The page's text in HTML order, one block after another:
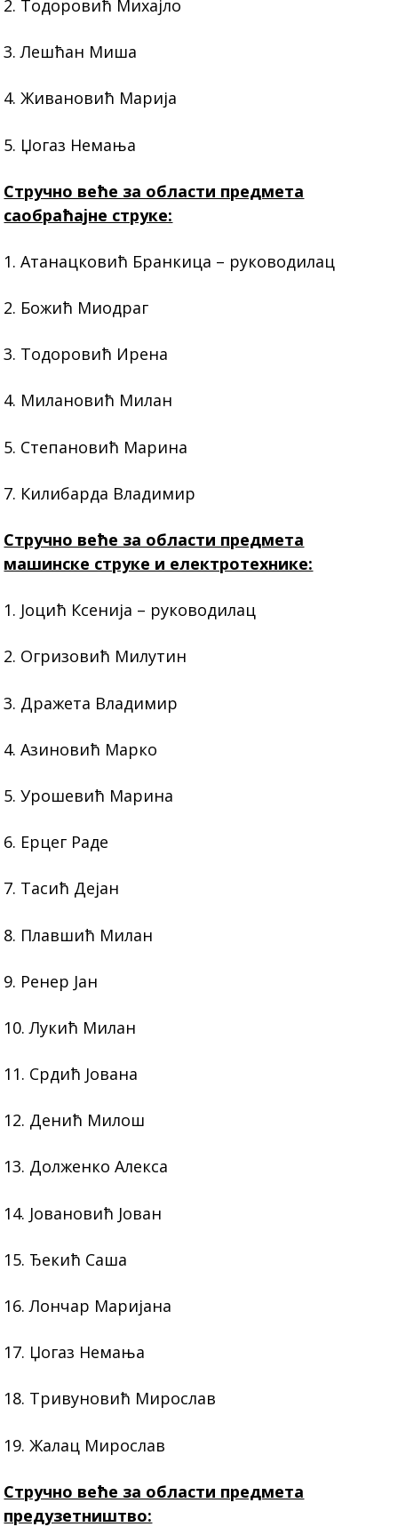
2. Тодоровић Михајло
3. Лешћан Миша
4. Живановић Марија
5. Џогаз Немања
Стручно веће за области предмета
саобраћајне струке:
1. Атанацковић Бранкица – руководилац
2. Божић Миодраг
3. Тодоровић Ирена
4. Милановић Милан
5. Степановић Марина
7. Килибарда Владимир
Стручно веће за области предмета
машинске струке и електротехнике:
1. Јоцић Ксенија – руководилац
2. Огризовић Милутин
3. Дражета Владимир
4. Азиновић Марко
5. Урошевић Марина
6. Ерцег Раде
7. Тасић Дејан
8. Плавшић Милан
9. Ренер Јан
10. Лукић Милан
11. Срдић Јована
12. Денић Милош
13. Долженко Алекса
14. Јовановић Јован
15. Ђекић Саша
16. Лончар Маријана
17. Џогаз Немања
18. Тривуновић Мирослав
19. Жалац Мирослав
Стручно веће за области предмета
предузетништво: